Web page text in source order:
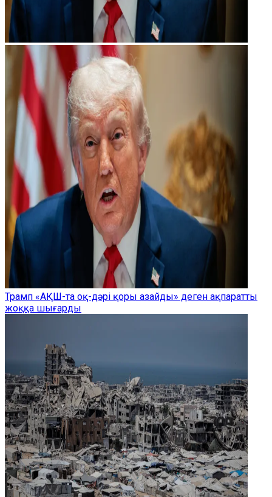
Трамп «АҚШ-та оқ-дәрі қоры азайды» деген ақпаратты
жоққа шығарды